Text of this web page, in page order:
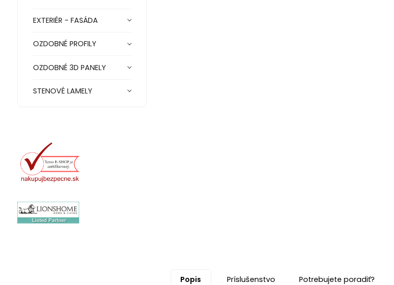
EXTERIÉR - FASÁDA
OZDOBNÉ PROFILY
OZDOBNÉ 3D PANELY
STENOVÉ LAMELY
Popis Príslušenstvo Potrebujete poradiť?